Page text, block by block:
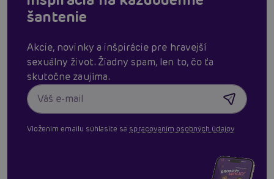
šantenie
Akcie, novinky a inšpirácie pre hravejší
sexuálny život. Žiadny spam, len to, čo ťa
skutočne zaujíma.
Vložením emailu súhlasíte sa spracovaním osobných údajov